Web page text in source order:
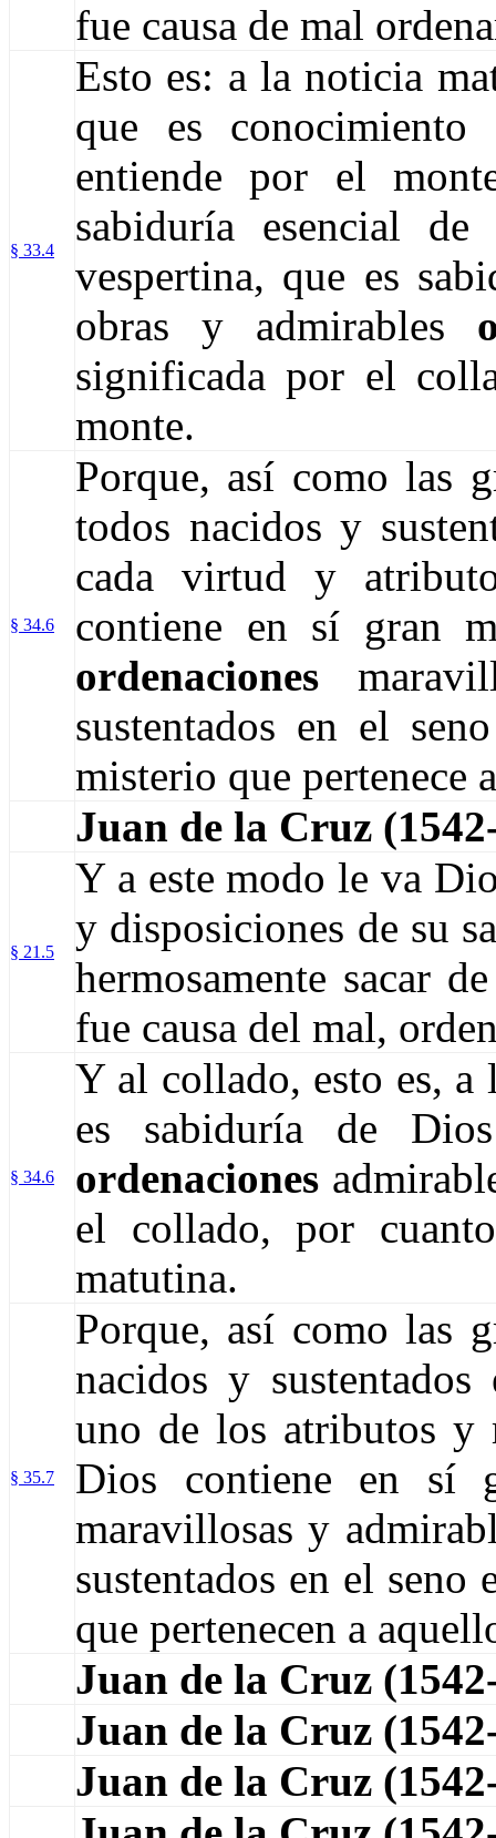
fue causa de mal
§ 33.4
Esto es: a la noticia
que es
entiende por el
sabiduría esencial
vespertina, que es
obras y admirables
significada por el
monte.
§ 34.6
Porque, así como las
todos nacidos y
cada virtud y
contiene en sí gran
ordenaciones
sustentados en el
misterio que pertenece
Juan de la Cruz
§ 21.5
Y a este modo le va
y disposiciones de su
hermosamente sacar
fue causa del mal,
§ 34.6
Y al collado, esto es, a
es sabiduría de
ordenaciones
el collado, por
matutina.
§ 35.7
Porque, así como las
nacidos y
uno de los atributos
Dios contiene en sí
maravillosas y
sustentados en el
que pertenecen a
Juan de la Cruz
Juan de la Cruz
Juan de la Cruz